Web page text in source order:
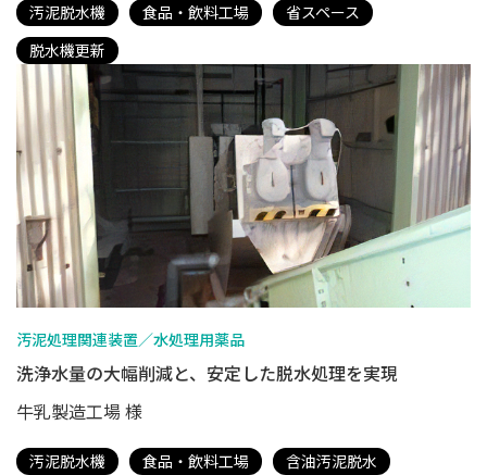
汚泥脱水機 食品・飲料工場
省スペース
脱水機更新
汚泥処理関連装置／水処理用薬品
洗浄水量の大幅削減と、安定した脱水処理を実現
牛乳製造工場 様
汚泥脱水機 食品・飲料工場 含油汚泥脱水